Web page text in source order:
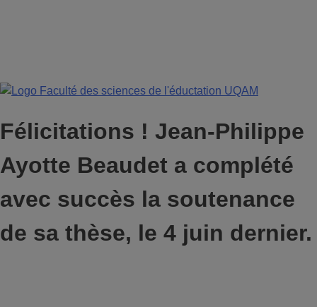
Félicitations ! Jean-Philippe
Ayotte Beaudet a complété
avec succès la soutenance
de sa thèse, le 4 juin dernier.